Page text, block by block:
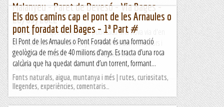
Malanyeu - Paret de Devesó - Via Bages -
26/05/2022
Feia uns dies que havíem vist publicada una nova via d'en
Joan Baraldés i Francesc Panyella, Peró les darreres calors i
que estàvem passant el Covid ens havien tirat...
Manel&Ita
Els dos camins cap el pont de les Arnaules o
pont foradat del Bages – 1ª Part #
El Pont de les Arnaules o Pont Foradat és una formació
geològica de més de 40 milions d’anys. Es tracta d’una roca
calcària que ha quedat damunt d’un torrent, formant...
Fonts naturals, aigua, muntanya i més | rutes, curiositats,
llegendes, experiències, comentaris…